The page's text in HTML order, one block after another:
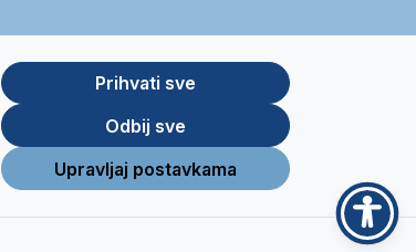
Store
Prihvati sve
Odbij sve
Upravljaj postavkama